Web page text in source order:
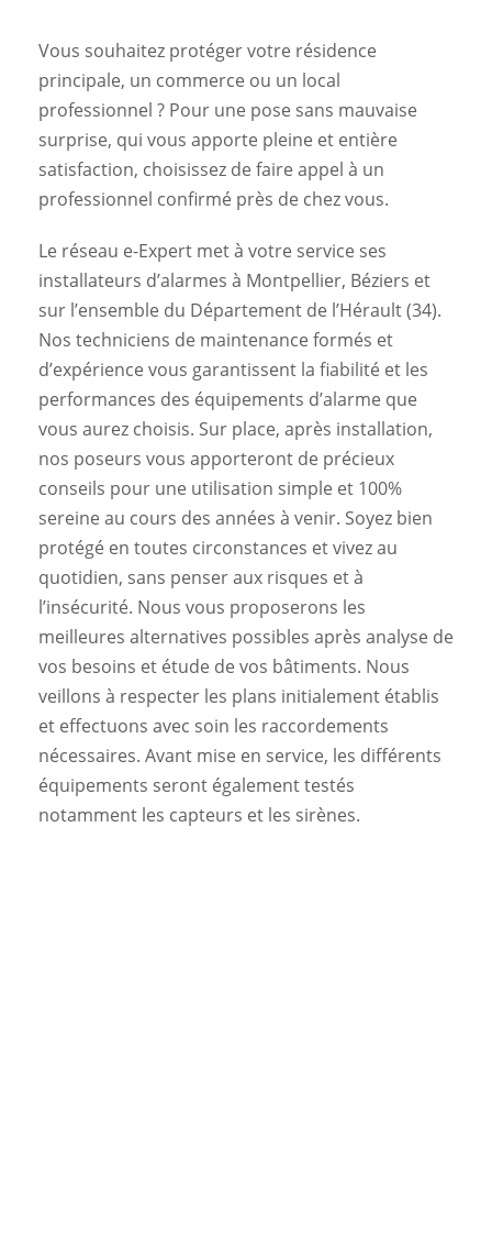
Vous souhaitez protéger votre résidence
principale, un commerce ou un local
professionnel ? Pour une pose sans mauvaise
surprise, qui vous apporte pleine et entière
satisfaction, choisissez de faire appel à un
professionnel confirmé près de chez vous.
Le réseau e-Expert met à votre service ses
installateurs d’alarmes à Montpellier, Béziers et
sur l’ensemble du Département de l’Hérault (34).
Nos techniciens de maintenance formés et
d’expérience vous garantissent la fiabilité et les
performances des équipements d’alarme que
vous aurez choisis. Sur place, après installation,
nos poseurs vous apporteront de précieux
conseils pour une utilisation simple et 100%
sereine au cours des années à venir. Soyez bien
protégé en toutes circonstances et vivez au
quotidien, sans penser aux risques et à
l’insécurité. Nous vous proposerons les
meilleures alternatives possibles après analyse de
vos besoins et étude de vos bâtiments. Nous
veillons à respecter les plans initialement établis
et effectuons avec soin les raccordements
nécessaires. Avant mise en service, les différents
équipements seront également testés
notamment les capteurs et les sirènes.